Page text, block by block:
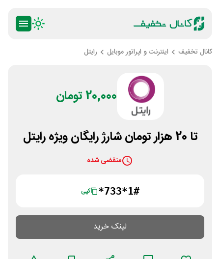
کانال تخفیف اینترنت و اپراتور موبایل رایتل
20,000 تومان
تا 20 هزار تومان شارژ رایگان ویژه رایتل
منقضی شده
*733*1# کپی
لینک خرید